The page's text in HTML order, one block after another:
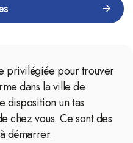
privilégiée pour trouver
dans la ville de
disposition un tas
chez vous. Ce sont des
démarrer.